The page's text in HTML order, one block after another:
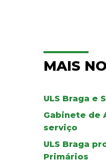
MAIS
ULS Braga
Gabinete de
serviço
ULS Braga
Primários